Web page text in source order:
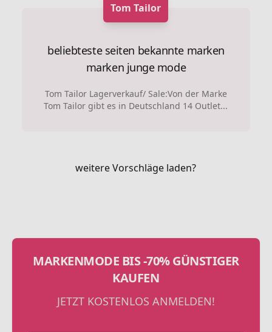
Tom Tailor
beliebteste seiten bekannte marken
marken junge mode
Tom Tailor Lagerverkauf/ Sale:Von der Marke
Tom Tailor gibt es in Deutschland 14 Outlet...
weitere Vorschläge laden?
MARKENMODE BIS -70% GÜNSTIGER
KAUFEN
JETZT KOSTENLOS ANMELDEN!